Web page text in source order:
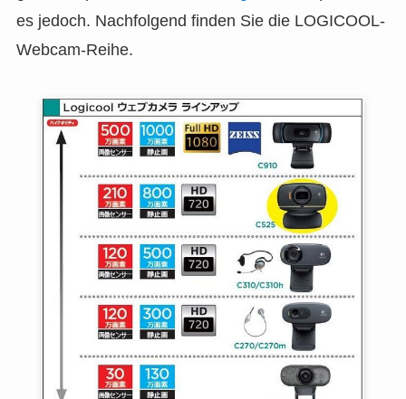
es jedoch. Nachfolgend finden Sie die LOGICOOL-
Webcam-Reihe.